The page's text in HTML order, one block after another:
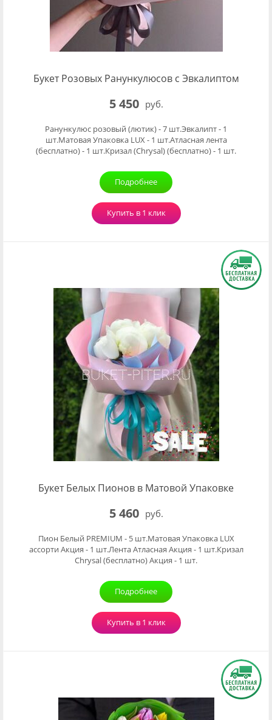
Букет Розовых Ранункулюсов с Эвкалиптом
5 450 руб.
Ранункулюс розовый (лютик) - 7 шт.Эвкалипт - 1
шт.Матовая Упаковка LUX - 1 шт.Атласная лента
(бесплатно) - 1 шт.Кризал (Chrysal) (бесплатно) - 1 шт.
Подробнее
Купить в 1 клик
Букет Белых Пионов в Матовой Упаковке
5 460 руб.
Пион Белый PREMIUM - 5 шт.Матовая Упаковка LUX
ассорти Акция - 1 шт.Лента Атласная Акция - 1 шт.Кризал
Chrysal (бесплатно) Акция - 1 шт.
Подробнее
Купить в 1 клик